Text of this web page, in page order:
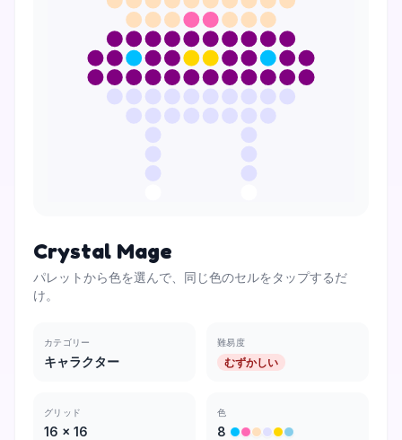
Crystal Mage
パレットから色を選んで、同じ色のセルをタップするだ
け。
カテゴリー
キャラクター
難易度
むずかしい
グリッド
16 × 16
色
8